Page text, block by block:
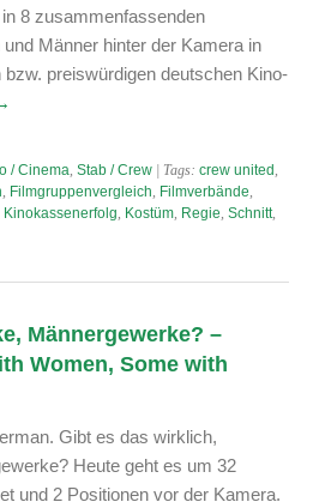
8 zusammenfassenden
Männer hinter der Kamera in
preiswürdigen deutschen Kino-
/ Cinema, Stab / Crew | Tags: crew united ,
, Filmgruppenvergleich, Filmverbände,
Kinokassenerfolg, Kostüm, Regie, Schnitt,
Männergewerke? –
Women, Some with
Gibt es das wirklich,
Heute geht es um 32
und 2 Positionen vor der Kamera.